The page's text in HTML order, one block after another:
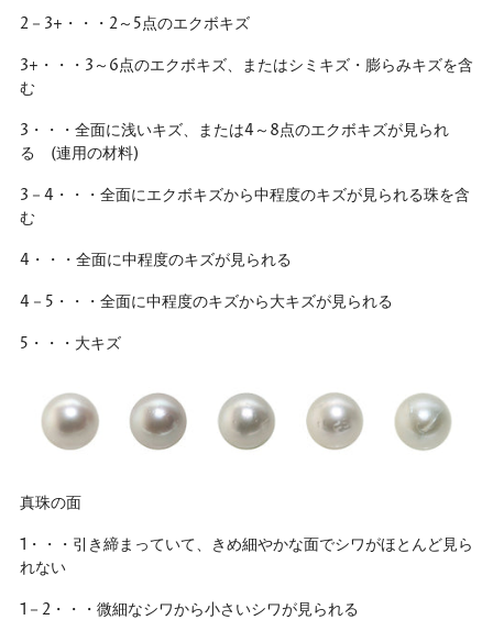
2－3+・・・2～5点のエクボキズ
3+・・・3～6点のエクボキズ、またはシミキズ・膨らみキズを含
む
3・・・全面に浅いキズ、または4～8点のエクボキズが見られ
る (連用の材料)
3－4・・・全面にエクボキズから中程度のキズが見られる珠を含
む
4・・・全面に中程度のキズが見られる
4－5・・・全面に中程度のキズから大キズが見られる
5・・・大キズ
真珠の面
1・・・引き締まっていて、きめ細やかな面でシワがほとんど見ら
れない
1－2・・・微細なシワから小さいシワが見られる